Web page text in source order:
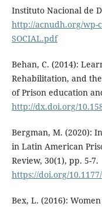
Instituto Nacional de
http://acnudh.org/wp-
SOCIAL.pdf
Behan, C. (2014):
Rehabilitation, and
of Prison education
http://dx.doi.org/
Bergman, M. (2020):
in Latin American
Review, 30(1), pp. 5-7.
https://doi.org/
Bex, L. (2016):